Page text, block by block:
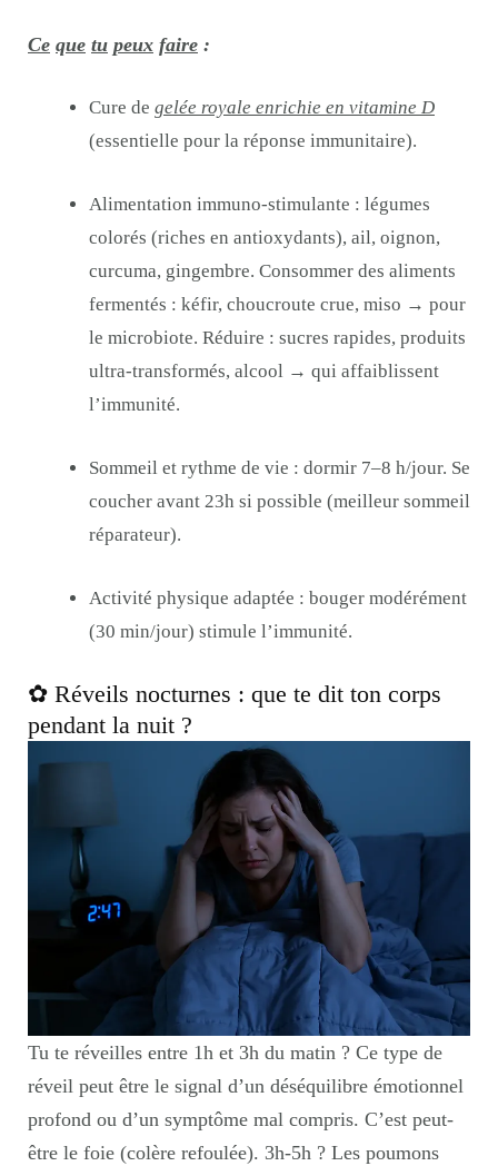
Ce que tu peux faire :
Cure de gelée royale enrichie en vitamine D
(essentielle pour la réponse immunitaire).
Alimentation immuno-stimulante : légumes
colorés (riches en antioxydants), ail, oignon,
curcuma, gingembre. Consommer des aliments
fermentés : kéfir, choucroute crue, miso → pour
le microbiote. Réduire : sucres rapides, produits
ultra-transformés, alcool → qui affaiblissent
l’immunité.
Sommeil et rythme de vie : dormir 7–8 h/jour. Se
coucher avant 23h si possible (meilleur sommeil
réparateur).
Activité physique adaptée : bouger modérément
(30 min/jour) stimule l’immunité.
✿ Réveils nocturnes : que te dit ton corps
pendant la nuit ?
Tu te réveilles entre 1h et 3h du matin ? Ce type de
réveil peut être le signal d’un déséquilibre émotionnel
profond ou d’un symptôme mal compris. C’est peut-
être le foie (colère refoulée). 3h-5h ? Les poumons